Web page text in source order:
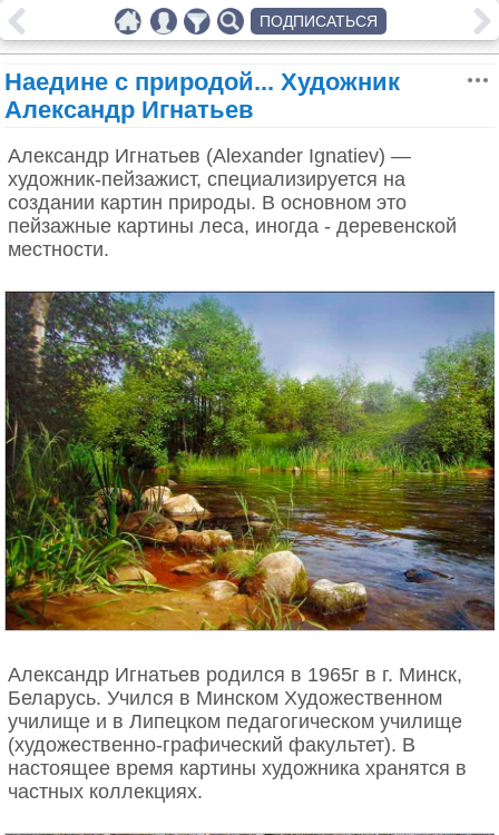
Наедине с природой... Художник
Александр Игнатьев
Александр Игнатьев (Alexander Ignatiev) —
художник-пейзажист, специализируется на
создании картин природы. В основном это
пейзажные картины леса, иногда - деревенской
местности.
Александр Игнатьев родился в 1965г в г. Минск,
Беларусь. Учился в Минском Художественном
училище и в Липецком педагогическом училище
(художественно-графический факультет). В
настоящее время картины художника хранятся в
частных коллекциях.
ПОДПИСАТЬСЯ